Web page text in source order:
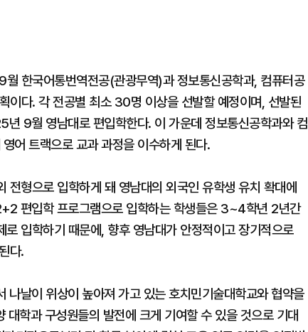
한국어통번역전공(관광무역)과 정보통신공학과, 컴퓨터공
이다. 각 전공별 최소 30명 이상을 선발할 예정이며, 선발된
9월 영남대로 편입학한다. 이 가운데 정보통신공학과와 컴
어 트랙으로 교과 과정을 이수하게 된다.
전형으로 입학하게 돼 영남대의 외국인 유학생 유치 확대에
편입학 프로그램으로 입학하는 학생들은 3~4학년 2년간
입학하기 때문에, 향후 영남대가 안정적이고 장기적으로
다.
나날이 위상이 높아져 가고 있는 호치민기술대학교와 협약을
학과 구성원들의 발전에 크게 기여할 수 있을 것으로 기대